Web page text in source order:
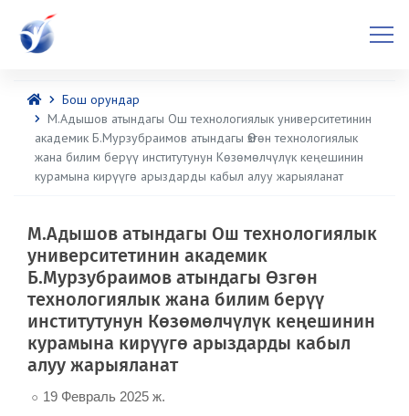
Бош орундар
М.Адышов атындагы Ош технологиялык университетинин
академик Б.Мурзубраимов атындагы Өзгөн технологиялык
жана билим берүү институтунун Көзөмөлчүлүк кеңешинин
курамына кирүүгө арыздарды кабыл алуу жарыяланат
М.Адышов атындагы Ош технологиялык
университетинин академик
Б.Мурзубраимов атындагы Өзгөн
технологиялык жана билим берүү
институтунун Көзөмөлчүлүк кеңешинин
курамына кирүүгө арыздарды кабыл
алуу жарыяланат
19 Февраль 2025 ж.